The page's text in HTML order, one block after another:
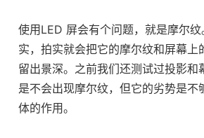
使用LED 屏会有个问题，就是摩尔
实，拍实就会把它的摩尔纹和屏幕上
留出景深。之前我们还测试过投影和
是不会出现摩尔纹，但它的劣势是不
体的作用。